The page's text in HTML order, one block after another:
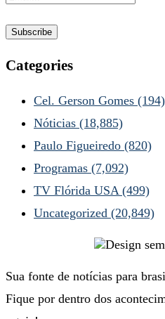
Categories
Cel. Gerson Gomes (194)
Nóticias (18,885)
Paulo Figueiredo (820)
Programas (7,092)
TV Flórida USA (499)
Uncategorized (20,849)
Sua fonte de notícias para
Fique por dentro dos